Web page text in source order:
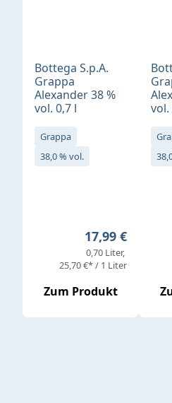
Bottega S.p.A.
Grappa
Alexander 38 %
vol. 0,7 l
Grappa
38,0 % vol.
Regulärer Preis:
17,99 €
0,70 Liter
25,70 €* / 1 Liter
Zum Produkt
vol.